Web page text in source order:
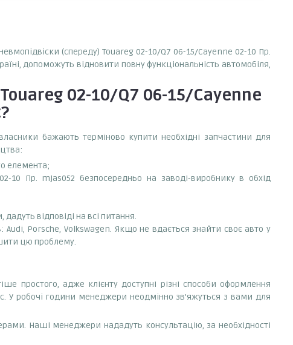
(спереду) Touareg 02-10/Q7 06-15/Cayenne 02-10 Пр.
допоможуть відновити повну функціональність автомобіля,
02-10/Q7 06-15/Cayenne
бажають терміново купити необхідні запчастини для
елемента;
10 Пр. mjas052 безпосередньо на заводі-виробнику в обхід
відповіді на всі питання.
Audi, Porsche, Volkswagen. Якщо не вдається знайти своє авто у
цю проблему.
простого, адже клієнту доступні різні способи оформлення
У робочі години менеджери неодмінно зв'яжуться з вами для
Наші менеджери нададуть консультацію, за необхідності